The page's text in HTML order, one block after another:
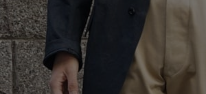
person 会員登録